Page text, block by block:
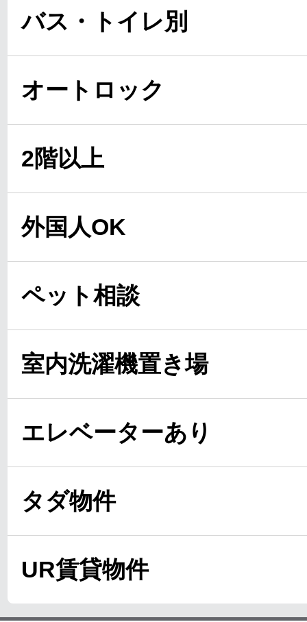
バス・トイレ別
オートロック
2階以上
外国人OK
ペット相談
室内洗濯機置き場
エレベーターあり
タダ物件
UR賃貸物件